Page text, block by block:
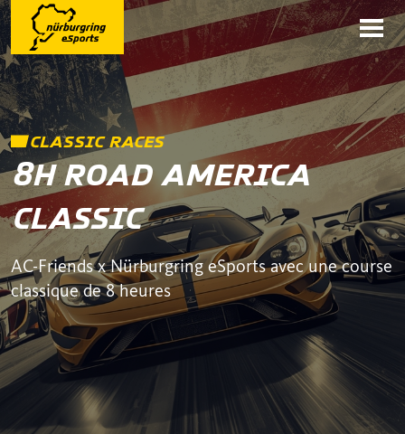
CLASSIC RACES
8H ROAD AMERICA
CLASSIC
AC-Friends x Nürburgring eSports avec une course
classique de 8 heures